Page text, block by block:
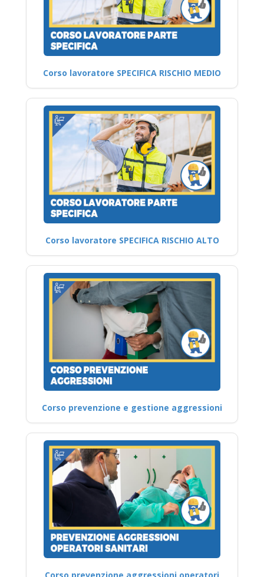
Corso lavoratore SPECIFICA RISCHIO MEDIO
Corso lavoratore SPECIFICA RISCHIO ALTO
Corso prevenzione e gestione aggressioni